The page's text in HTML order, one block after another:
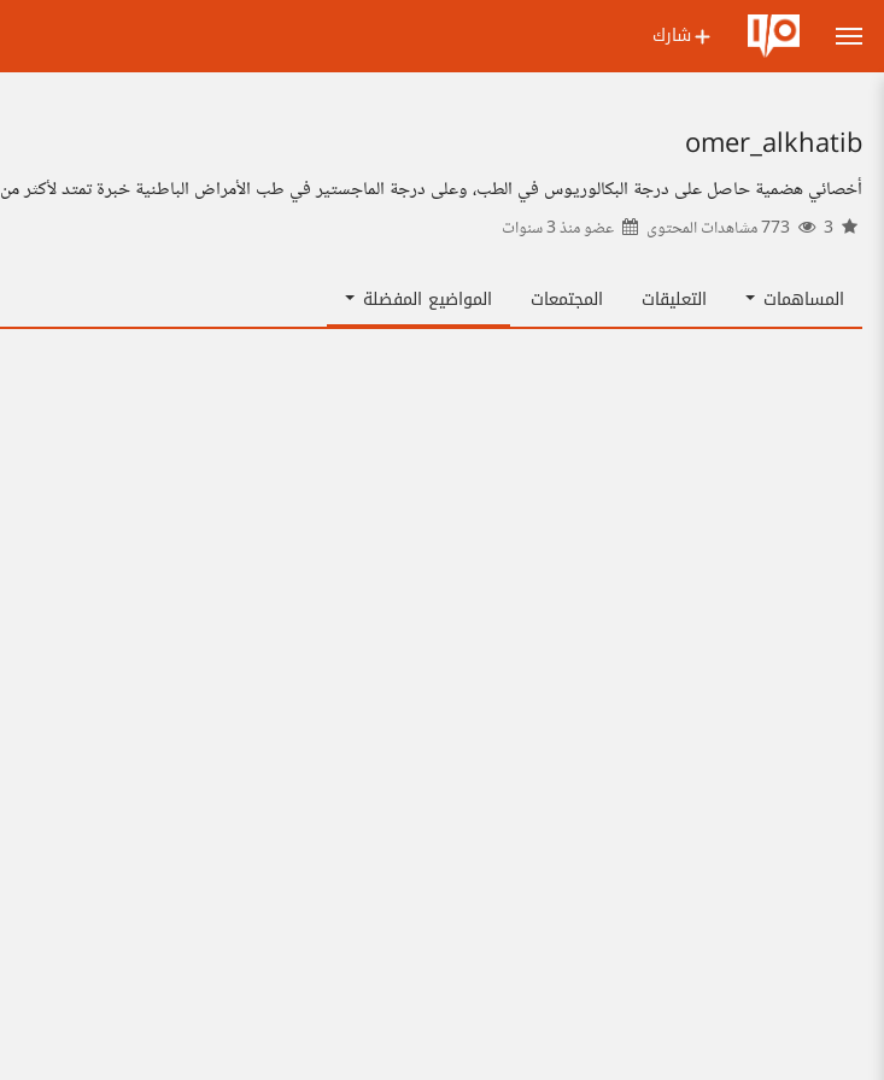
شارك
omer_alkhatib
أخصائي هضمية حاصل على درجة البكالوريوس في الطب، وعلى درجة الماجستير في طب الأمراض الباطنية خبرة تمتد لأكثر من 10 سنوات في تشخيص وعلاج اضطرابات الجهاز الهضي.
عضو منذ3 سنوات
المساهمات التعليقات المجتمعات المواضيع المفضلة